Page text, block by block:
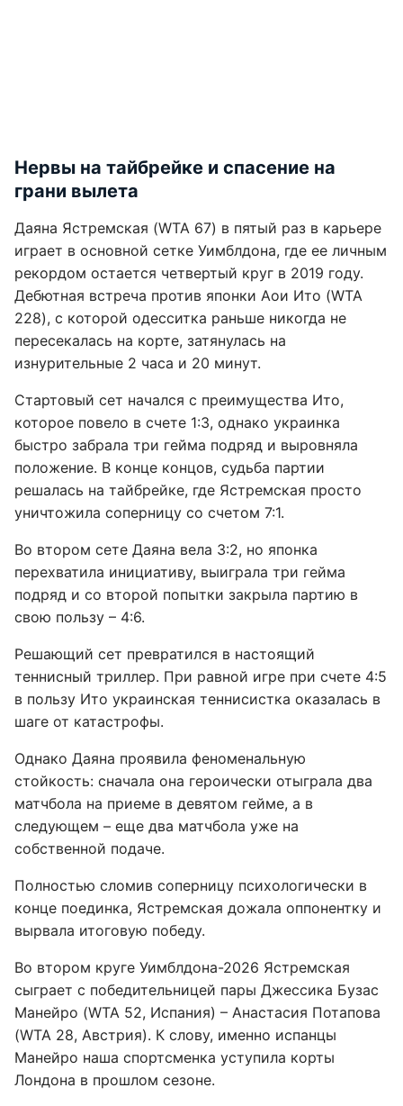
Нервы на тайбрейке и спасение на
грани вылета
Даяна Ястремская (WTA 67) в пятый раз в карьере
играет в основной сетке Уимблдона, где ее личным
рекордом остается четвертый круг в 2019 году.
Дебютная встреча против японки Аои Ито (WTA
228), с которой одесситка раньше никогда не
пересекалась на корте, затянулась на
изнурительные 2 часа и 20 минут.
Стартовый сет начался с преимущества Ито,
которое повело в счете 1:3, однако украинка
быстро забрала три гейма подряд и выровняла
положение. В конце концов, судьба партии
решалась на тайбрейке, где Ястремская просто
уничтожила соперницу со счетом 7:1.
Во втором сете Даяна вела 3:2, но японка
перехватила инициативу, выиграла три гейма
подряд и со второй попытки закрыла партию в
свою пользу – 4:6.
Решающий сет превратился в настоящий
теннисный триллер. При равной игре при счете 4:5
в пользу Ито украинская теннисистка оказалась в
шаге от катастрофы.
Однако Даяна проявила феноменальную
стойкость: сначала она героически отыграла два
матчбола на приеме в девятом гейме, а в
следующем – еще два матчбола уже на
собственной подаче.
Полностью сломив соперницу психологически в
конце поединка, Ястремская дожала оппонентку и
вырвала итоговую победу.
Во втором круге Уимблдона-2026 Ястремская
сыграет с победительницей пары Джессика Бузас
Манейро (WTA 52, Испания) – Анастасия Потапова
(WTA 28, Австрия). К слову, именно испанцы
Манейро наша спортсменка уступила корты
Лондона в прошлом сезоне.